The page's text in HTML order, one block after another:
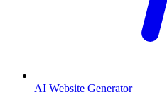
AI Website Generator